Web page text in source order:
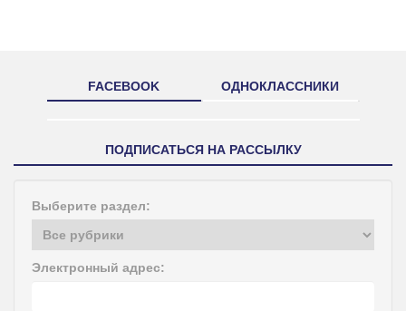
FACEBOOK ОДНОКЛАССНИКИ
ПОДПИСАТЬСЯ НА РАССЫЛКУ
Выберите раздел:
Электронный адрес: